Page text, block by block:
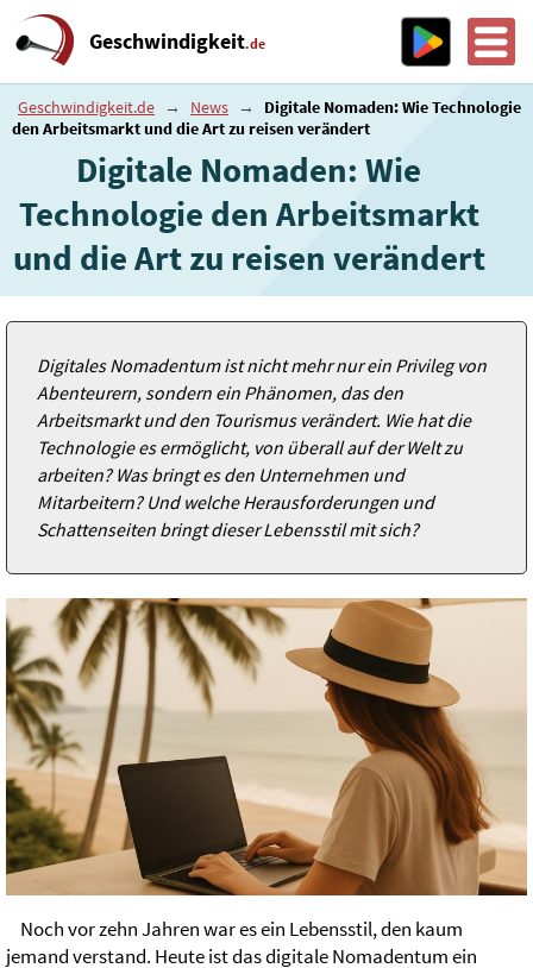
Geschwindigkeit.de
Geschwindigkeit.de → News →
Digitale Nomaden: Wie Technologie
den Arbeitsmarkt und die Art zu reisen verändert
Digitale Nomaden: Wie
Technologie den Arbeitsmarkt
und die Art zu reisen verändert
Digitales Nomadentum ist nicht mehr nur ein Privileg von
Abenteurern, sondern ein Phänomen, das den
Arbeitsmarkt und den Tourismus verändert. Wie hat die
Technologie es ermöglicht, von überall auf der Welt zu
arbeiten? Was bringt es den Unternehmen und
Mitarbeitern? Und welche Herausforderungen und
Schattenseiten bringt dieser Lebensstil mit sich?
Noch vor zehn Jahren war es ein Lebensstil, den kaum
jemand verstand. Heute ist das digitale Nomadentum ein